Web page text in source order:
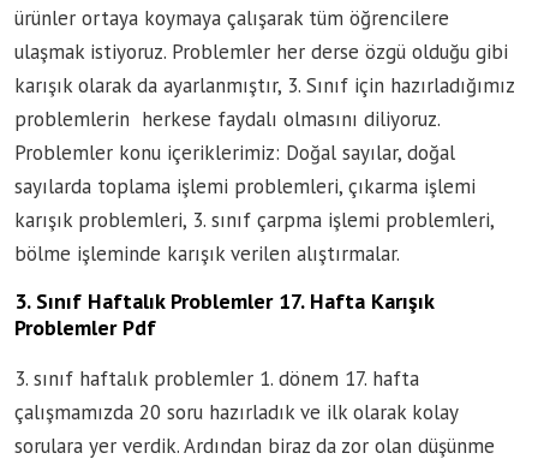
ürünler ortaya koymaya çalışarak tüm öğrencilere
ulaşmak istiyoruz. Problemler her derse özgü olduğu gibi
karışık olarak da ayarlanmıştır, 3. Sınıf için hazırladığımız
problemlerin herkese faydalı olmasını diliyoruz.
Problemler konu içeriklerimiz: Doğal sayılar, doğal
sayılarda toplama işlemi problemleri, çıkarma işlemi
karışık problemleri, 3. sınıf çarpma işlemi problemleri,
bölme işleminde karışık verilen alıştırmalar.
3. Sınıf Haftalık Problemler 17. Hafta Karışık
Problemler Pdf
3. sınıf haftalık problemler 1. dönem 17. hafta
çalışmamızda 20 soru hazırladık ve ilk olarak kolay
sorulara yer verdik. Ardından biraz da zor olan düşünme